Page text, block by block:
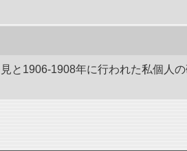
と1906-1908年に行われた私個人